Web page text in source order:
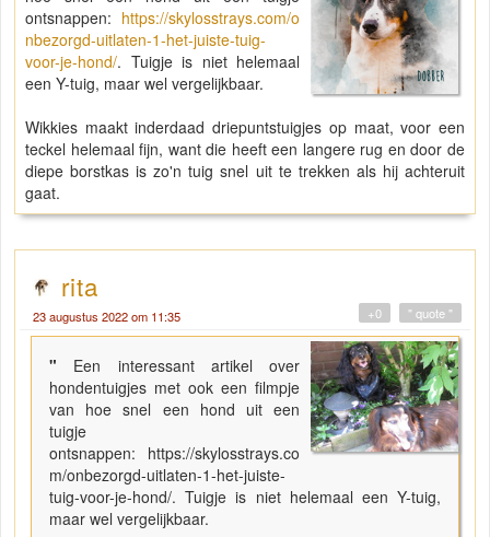
ontsnappen: https://skylosstrays.com/o
nbezorgd-uitlaten-1-het-juiste-tuig-
voor-je-hond/. Tuigje is niet helemaal
een Y-tuig, maar wel vergelijkbaar.
Wikkies maakt inderdaad driepuntstuigjes op maat, voor een
teckel helemaal fijn, want die heeft een langere rug en door de
diepe borstkas is zo'n tuig snel uit te trekken als hij achteruit
gaat.
rita
23 augustus 2022 om 11:35 " quote "
+0
" Een interessant artikel over
hondentuigjes met ook een filmpje
van hoe snel een hond uit een
tuigje
ontsnappen: https://skylosstrays.co
m/onbezorgd-uitlaten-1-het-juiste-
tuig-voor-je-hond/. Tuigje is niet helemaal een Y-tuig,
maar wel vergelijkbaar.